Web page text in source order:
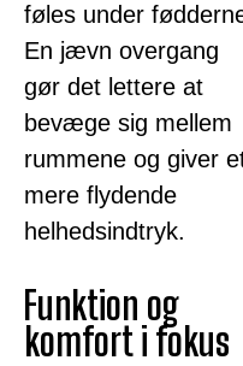
føles under
En jævn overgang
gør det lettere at
bevæge sig mellem
rummene og giver
mere flydende
helhedsindtryk.
Funktion og
komfort i fokus